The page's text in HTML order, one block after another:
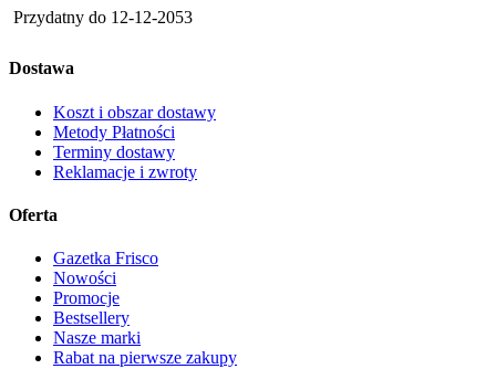
Przydatny do 12-12-2053
Dostawa
Koszt i obszar dostawy
Metody Płatności
Terminy dostawy
Reklamacje i zwroty
Oferta
Gazetka Frisco
Nowości
Promocje
Bestsellery
Nasze marki
Rabat na pierwsze zakupy